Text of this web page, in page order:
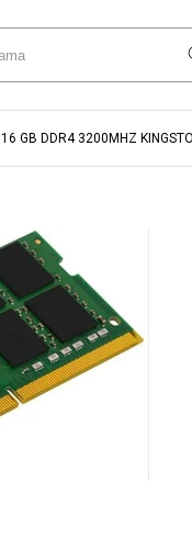
16 GB DDR4 3200MHZ